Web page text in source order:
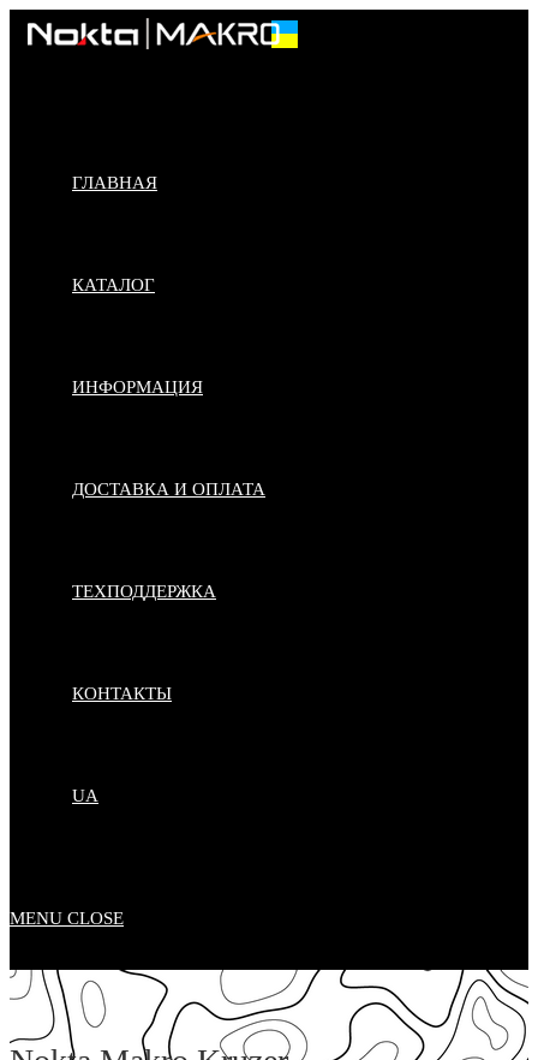
Skip
ГЛАВНАЯ
КАТАЛОГ
ИНФОРМАЦИЯ
ДОСТАВКА И ОПЛАТА
ТЕХПОДДЕРЖКА
КОНТАКТЫ
UA
MENU CLOSE